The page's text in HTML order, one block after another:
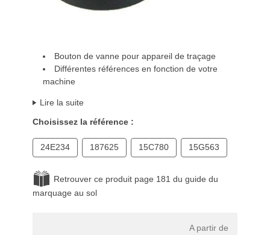
Bouton de vanne pour appareil de traçage
Différentes références en fonction de votre
machine
Lire la suite
Choisissez la référence :
24E234 187625 15C780 15G563
Retrouver ce produit page 181 du guide du
marquage au sol
A partir de